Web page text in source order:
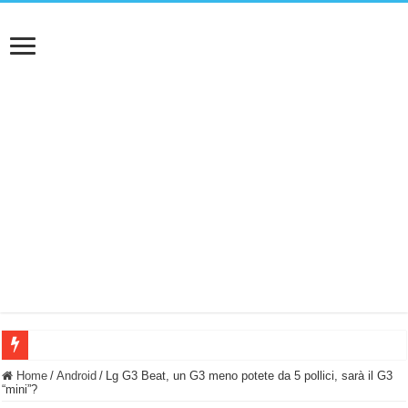
BASTA FATICARE! Questo robot tagliaerba lo appoggi e fa tutto lui! (Senza
Home / Android / Lg G3 Beat, un G3 meno potete da 5 pollici, sarà il G3
“mini”?